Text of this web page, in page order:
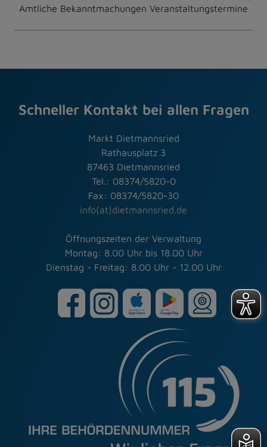
Amtliche Bekanntmachungen Veranstaltungstermine
Schneller Kontakt bei allen Fragen
Markt Dietmannsried
Rathausplatz 3
87463 Dietmannsried
Tel.: 08374/5820-0
Fax: 08374/5820-30
info(at)dietmannsried.de
Öffnungszeiten der Verwaltung
Montag: 8.00 Uhr bis 18.00 Uhr
Dienstag - Freitag: 8.00 Uhr - 12.00 Uhr